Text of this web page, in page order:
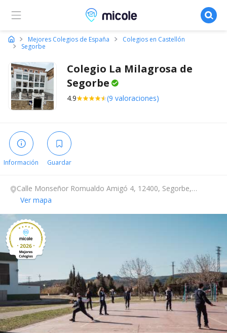
Micole, buscador de colegios
Mejores Colegios de España
Colegios en Castellón
Segorbe
Colegio La Milagrosa de
Segorbe
4.9 (9 valoraciones)
Información Guardar
Calle Monseñor Romualdo Amigó 4, 12400, Segorbe,
Castellón.
Ver mapa